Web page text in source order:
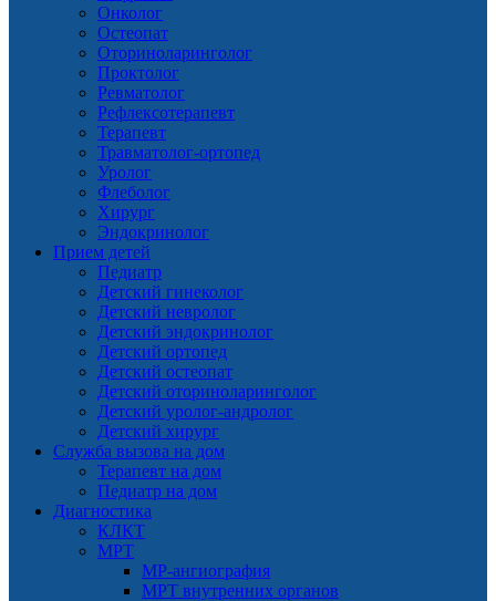
Онколог
Остеопат
Оториноларинголог
Проктолог
Ревматолог
Рефлексотерапевт
Терапевт
Травматолог-ортопед
Уролог
Флеболог
Хирург
Эндокринолог
Прием детей
Педиатр
Детский гинеколог
Детский невролог
Детский эндокринолог
Детский ортопед
Детский остеопат
Детский оториноларинголог
Детский уролог-андролог
Детский хирург
Служба вызова на дом
Терапевт на дом
Педиатр на дом
Диагностика
КЛКТ
МРТ
МР-ангиография
МРТ внутренних органов